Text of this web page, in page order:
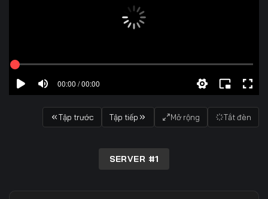
00:00 / 00:00
Tập trước Tập tiếp Mở rộng Tắt đèn
SERVER #1